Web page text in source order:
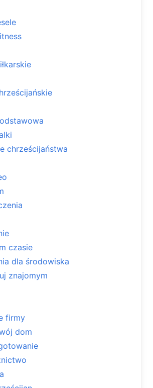
chrześcijaństwa
czasie
dla środowiska
znajomym
firmy
dom